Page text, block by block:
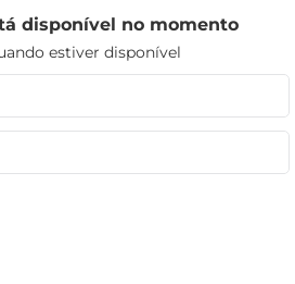
disponível no momento
estiver disponível